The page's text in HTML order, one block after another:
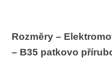
Rozměry –
– B35 patkovo